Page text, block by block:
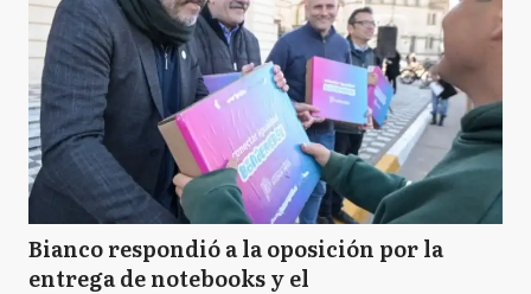
Bianco respondió a la oposición por la
entrega de notebooks y el